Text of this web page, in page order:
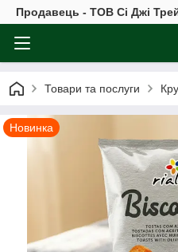
Продавець - ТОВ Сі Джі
Товари та послуги
Новинка